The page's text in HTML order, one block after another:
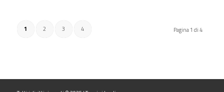
Pagina 1 di 4
1 2 3 4